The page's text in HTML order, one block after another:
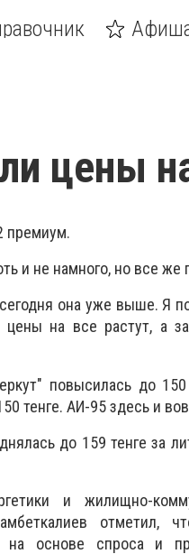
цены
премиум.
и не намного, но все же
она уже выше. Я
на все растут, а
повысилась до
тенге. АИ-95 здесь и
до 159 тенге за
и жилищно-
на основе спроса и